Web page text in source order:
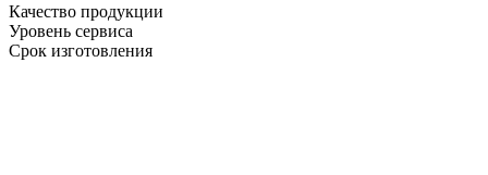
Качество продукции
Уровень сервиса
Срок изготовления